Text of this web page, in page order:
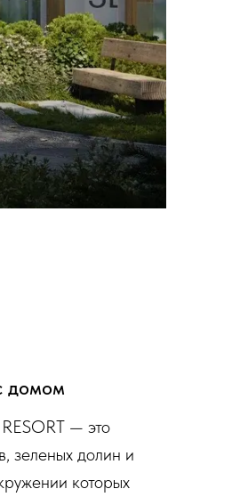
домом
— это
зеленых долин и
которых